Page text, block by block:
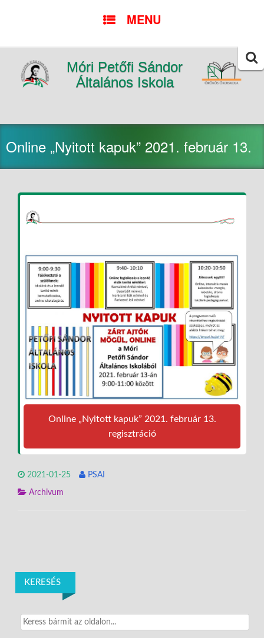
MENU
Móri Petőfi Sándor
Általános Iskola
Online „Nyitott kapuk” 2021. február 13.
Online „Nyitott kapuk” 2021. február 13.
regisztráció
2021-01-25 PSAI
Archivum
KERESÉS
Search